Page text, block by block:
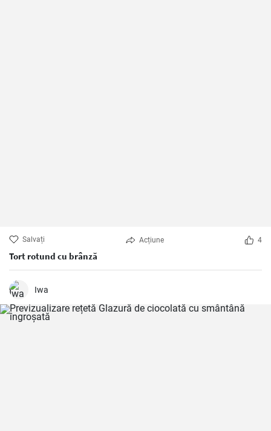
Salvați Acțiune 4
Tort rotund cu brânză
Iwa